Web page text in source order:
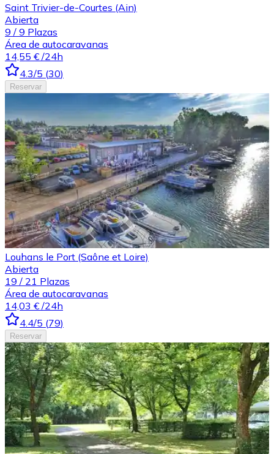
Saint Trivier-de-Courtes (Ain)
Abierta
9 / 9 Plazas
Área de autocaravanas
14,55 € /24h
4.3/5 (30)
Reservar
Louhans le Port (Saône et Loire)
Abierta
19 / 21 Plazas
Área de autocaravanas
14,03 € /24h
4.4/5 (79)
Reservar